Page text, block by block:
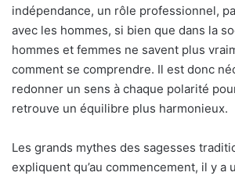
indépendance, un rôle professionnel,
avec les hommes, si bien que dans la
hommes et femmes ne savent plus
comment se comprendre. Il est donc
redonner un sens à chaque polarité
retrouve un équilibre plus harmonieux.
Les grands mythes des sagesses
expliquent qu’au commencement, il y a